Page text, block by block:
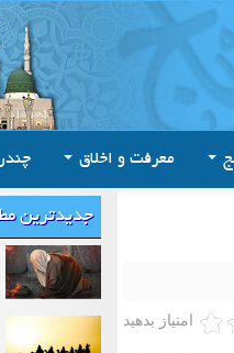
معرفت و اخلاق
امتیاز بدهید
جدیدترین